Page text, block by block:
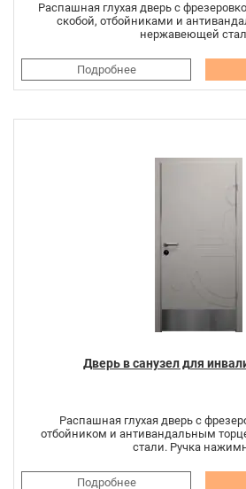
Распашная глухая дверь с
скобой, отбойниками и
нержавеющей
Подробнее
Дверь в санузел для
Распашная глухая дверь с
отбойником и антивандальным
стали. Ручка
Подробнее